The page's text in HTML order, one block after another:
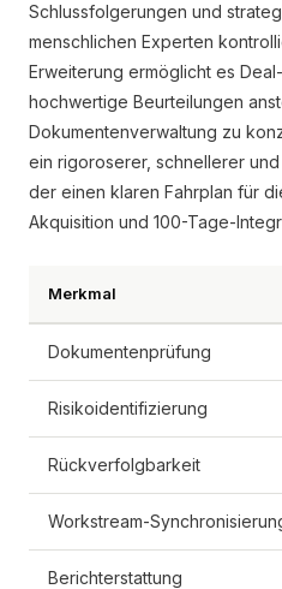
Schlussfolgerungen und
menschlichen Experten
Erweiterung ermöglicht es
hochwertige Beurteilungen
Dokumentenverwaltung zu
ein rigoroserer, schnellerer
der einen klaren Fahrplan für
Akquisition und 100-Tage-
Merkmal
Dokumentenprüfung
Risikoidentifizierung
Rückverfolgbarkeit
Workstream-
Berichterstattung